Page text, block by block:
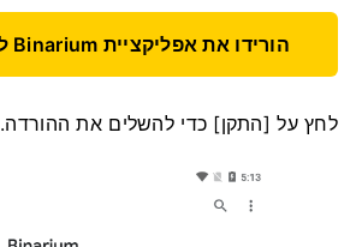
הורידו את אפליקציית Binarium לאנדרואיד
לחץ על [התקן] כדי להשלים את ההורדה.